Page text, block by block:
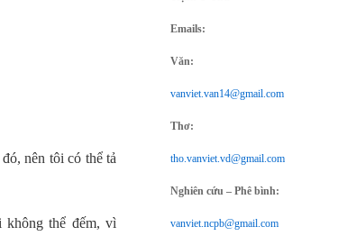
nên tôi có thể tả
không thể đếm, vì
Emails:
Văn:
vanviet.van14@gmail.com
Thơ:
tho.vanviet.vd@gmail.com
Nghiên cứu – Phê bình:
vanviet.ncpb@gmail.com